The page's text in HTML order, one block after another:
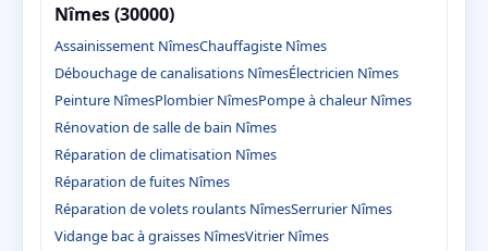
Nîmes (30000)
Assainissement NîmesChauffagiste Nîmes
Débouchage de canalisations NîmesÉlectricien Nîmes
Peinture NîmesPlombier NîmesPompe à chaleur Nîmes
Rénovation de salle de bain Nîmes
Réparation de climatisation Nîmes
Réparation de fuites Nîmes
Réparation de volets roulants NîmesSerrurier Nîmes
Vidange bac à graisses NîmesVitrier Nîmes